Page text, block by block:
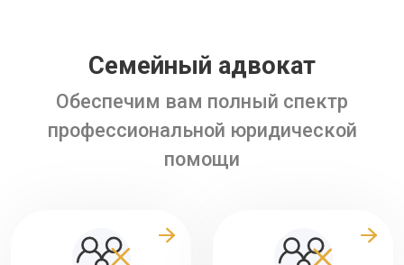
Cемейный адвокат
Обеспечим вам полный спектр
профессиональной юридической
помощи